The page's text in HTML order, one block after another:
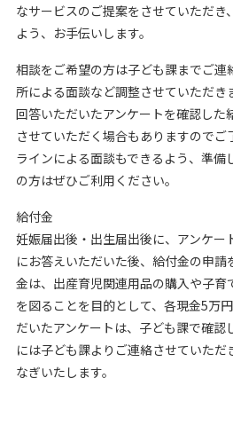
なサービスのご提案をさせていただき
よう、お手伝いします。
相談をご希望の方は子ども課までご連
所による面談など調整させていただ
回答いただいたアンケートを確認した
させていただく場合もありますので
ラインによる面談もできるよう、準備
の方はぜひご利用ください。
給付金
妊娠届出後・出生届出後に、アンケー
にお答えいただいた後、給付金の申
金は、出産育児関連用品の購入や子
を図ることを目的として、各現金5万
だいたアンケートは、子ども課で確
には子ども課よりご連絡させていただ
なぎいたします。